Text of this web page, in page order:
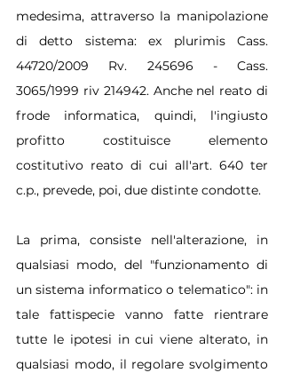
medesima, attraverso la manipolazione
di detto sistema: ex plurimis Cass.
44720/2009 Rv. 245696 - Cass.
3065/1999 riv 214942. Anche nel reato di
frode informatica, quindi, l'ingiusto
profitto costituisce elemento
costitutivo reato di cui all'art. 640 ter
c.p., prevede, poi, due distinte condotte.
La prima, consiste nell'alterazione, in
qualsiasi modo, del "funzionamento di
un sistema informatico o telematico": in
tale fattispecie vanno fatte rientrare
tutte le ipotesi in cui viene alterato, in
qualsiasi modo, il regolare svolgimento